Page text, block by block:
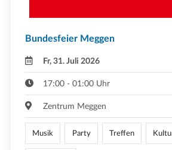
Bundesfeier Meggen
Fr, 31. Juli 2026
17:00 - 01:00 Uhr
Zentrum Meggen
Musik Party Treffen